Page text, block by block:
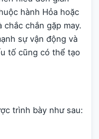
hành Hỏa hoặc
chắn gặp may.
sự vận động và
tố cũng có thể tạo
trình bày như sau: